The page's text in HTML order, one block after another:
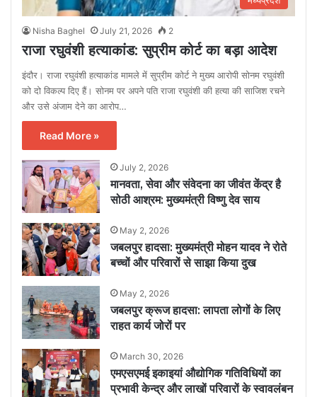
Nisha Baghel July 21, 2026 2
राजा रघुवंशी हत्याकांड: सुप्रीम कोर्ट का बड़ा आदेश
इंदौर। राजा रघुवंशी हत्याकांड मामले में सुप्रीम कोर्ट ने मुख्य आरोपी सोनम रघुवंशी
को दो विकल्प दिए हैं। सोनम पर अपने पति राजा रघुवंशी की हत्या की साजिश रचने
और उसे अंजाम देने का आरोप…
Read More »
July 2, 2026
मानवता, सेवा और संवेदना का जीवंत केंद्र है
सोठी आश्रम: मुख्यमंत्री विष्णु देव साय
May 2, 2026
जबलपुर हादसा: मुख्यमंत्री मोहन यादव ने रोते
बच्चों और परिवारों से साझा किया दुख
May 2, 2026
जबलपुर क्रूज हादसा: लापता लोगों के लिए
राहत कार्य जोरों पर
March 30, 2026
एमएसएमई इकाइयां औद्योगिक गतिविधियों का
प्रभावी केन्द्र और लाखों परिवारों के स्वावलंबन